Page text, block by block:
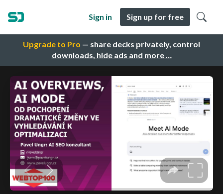
Upgrade to Pro — share decks privately, control
downloads, hide ads and more …
Sign in Sign up for free